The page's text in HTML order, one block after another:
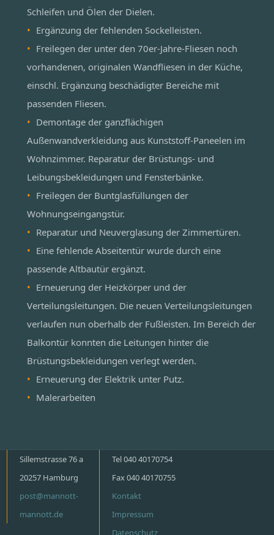
Schleifen und Ölen der Dielen.
Ergänzung der fehlenden Sockelleisten.
Freilegen der unter den 70er-Jahre-Fliesen noch
vorhandenen, originalen Wandfliesen in der Küche,
einschl. Ergänzung beschädigter Bereiche mit
passenden Fliesen.
Demontage der ganzflächigen
Außenwandverkleidung aus Kunststoff-Paneelen im
Wohnzimmer. Reparatur der Brüstungs- und
Leibungsbekleidungen und Fensterbänke.
Freilegen der Buntglasfüllungen der
Wohnungseingangstür.
Reparatur und Neuverglasung der Zimmertüren.
Eine fehlende Abseitentür wurde durch eine
passende Altbautür ergänzt.
Erneuerung der Heizkörper und der
Verteilungsleitungen. Die neuen Verteilungsleitungen
verlaufen nun oberhalb der Fußleisten. Im Bereich der
Balkontür konnten die Leitungen hinter die
Brüstungsbekleidungen verlegt werden.
Erneuerung der Elektrik unter Putz.
Malerarbeiten
Sillemstrasse 76 a
20257 Hamburg
post@mannott-
mannott.de
Tel 040 40170754
Fax 040 40170755
Kontakt
Impressum
Datenschutz